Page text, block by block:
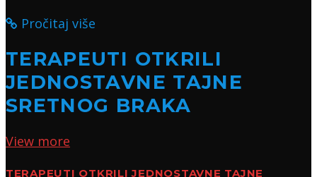
Pročitaj više
TERAPEUTI OTKRILI
JEDNOSTAVNE TAJNE
SRETNOG BRAKA
View more
TERAPEUTI OTKRILI JEDNOSTAVNE TAJNE